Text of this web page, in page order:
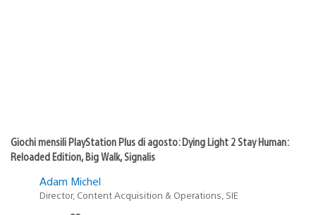
Giochi mensili PlayStation Plus di agosto: Dying Light 2 Stay Human:
Reloaded Edition, Big Walk, Signalis
Adam Michel
Director, Content Acquisition & Operations, SIE